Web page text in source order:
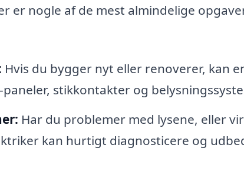
nogle af de mest almindelige
Hvis du bygger nyt eller renoverer, kan
stikkontakter og
Har du problemer med lysene, eller
kan hurtigt diagnosticere og